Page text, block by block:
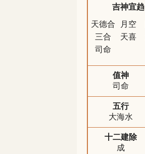
吉神宜趋
天德合
月空
三合
天喜
司命
值神
司命
五行
大海水
十二建除
成